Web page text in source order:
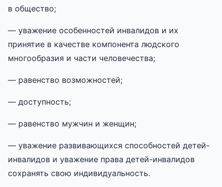
в общество;
— уважение особенностей инвалидов и их
принятие в качестве компонента людского
многообразия и части человечества;
— равенство возможностей;
— доступность;
— равенство мужчин и женщин;
— уважение развивающихся способностей детей-
инвалидов и уважение права детей-инвалидов
сохранять свою индивидуальность.